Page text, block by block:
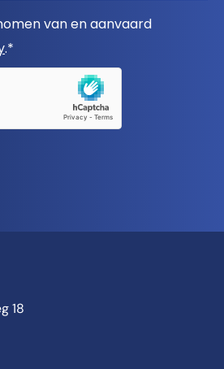
van en aanvaard
.*
18